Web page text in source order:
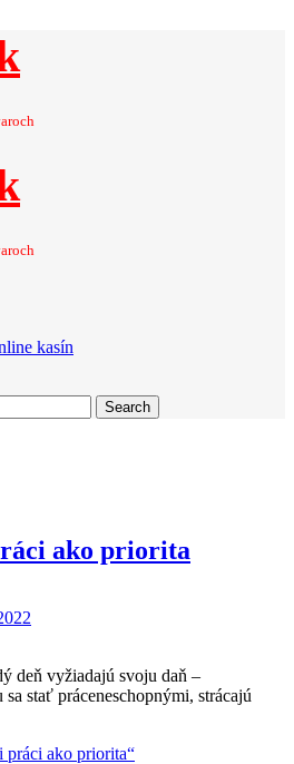
kasín
Search
ako priorita
deň vyžiadajú svoju daň –
sa stať práceneschopnými, strácajú
práci ako priorita“